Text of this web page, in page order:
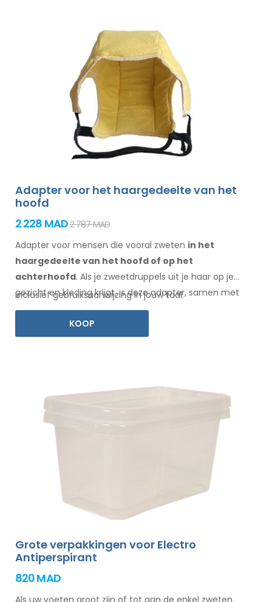
Adapter voor het haargedeelte van het
hoofd
2 228 MAD2 787 MAD
Adapter voor mensen die vooral zweten in het
haargedeelte van het hoofd of op het
achterhoofd. Als je zweetdruppels uit je haar op je
gezichten kledingkrijgt, is deze adapter, samen met
Electro Antiperspirant Forte of Electro Antiperspirant
ELITE, iets voor jou.
Inclusief gebruiksaanwijzing in jouw taal.
KOOP
Grote verpakkingen voor Electro
Antiperspirant
820 MAD
Als uw voeten groot zijn of tot aan de enkel zweten.